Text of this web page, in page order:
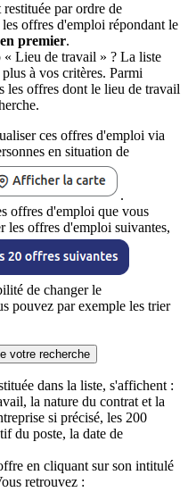
par ordre de
offres d'emploi répondant le
premier.
« Lieu de travail » ? La liste
à vos critères. Parmi
les offres dont le lieu de travail
ces offres d'emploi via
en situation de
.
offres d'emploi que vous
les offres d'emploi suivantes,
de changer le
pouvez par exemple les trier
votre recherche
dans la liste, s'affichent :
la nature du contrat et la
si précisé, les 200
du poste, la date de
en cliquant sur son intitulé
retrouvez :